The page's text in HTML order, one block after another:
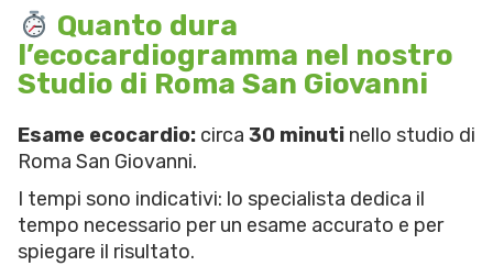
Quanto dura
l’ecocardiogramma nel nostro
Studio di Roma San Giovanni
Esame ecocardio: circa 30 minuti nello studio di
Roma San Giovanni.
I tempi sono indicativi: lo specialista dedica il
tempo necessario per un esame accurato e per
spiegare il risultato.